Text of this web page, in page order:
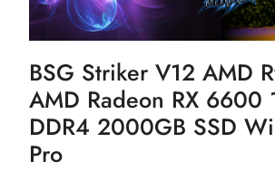
BSG Striker V12 AMD
AMD Radeon RX 6600
DDR4 2000GB SSD
Pro